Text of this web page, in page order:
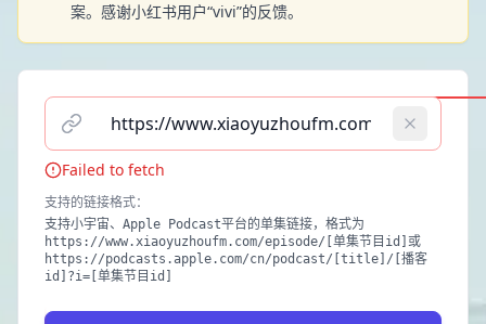
案。感谢小红书用户“vivi”的反馈。
请输入播客单集链接（支持小宇宙、Apple Podcast）
Failed to fetch
支持的链接格式：
支持小宇宙、Apple Podcast平台的单集链接，格式为
https://www.xiaoyuzhoufm.com/episode/[单集节目id]或
https://podcasts.apple.com/cn/podcast/[title]/[播客
id]?i=[单集节目id]